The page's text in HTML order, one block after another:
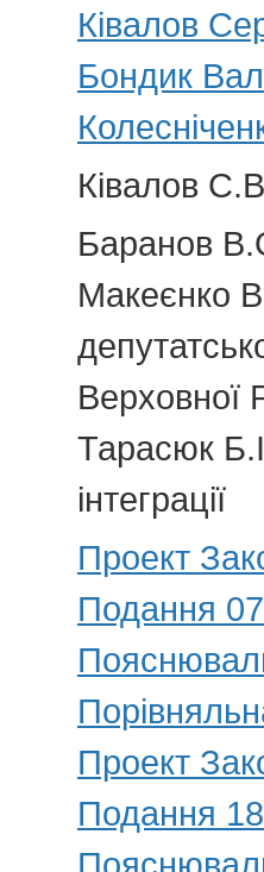
Ківалов
Бондик
Ківалов
Баранов
Макеєнко
Верховної
Тарасюк
інтеграції
Проект
Подання
Проект
Подання